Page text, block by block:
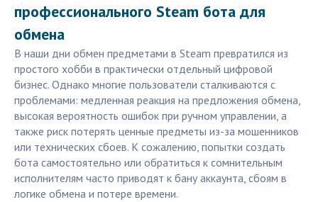
профессионального Steam бота для
обмена
В наши дни обмен предметами в Steam превратился из
простого хобби в практически отдельный цифровой
бизнес. Однако многие пользователи сталкиваются с
проблемами: медленная реакция на предложения обмена,
высокая вероятность ошибок при ручном управлении, а
также риск потерять ценные предметы из-за мошенников
или технических сбоев. К сожалению, попытки создать
бота самостоятельно или обратиться к сомнительным
исполнителям часто приводят к бану аккаунта, сбоям в
логике обмена и потере времени.